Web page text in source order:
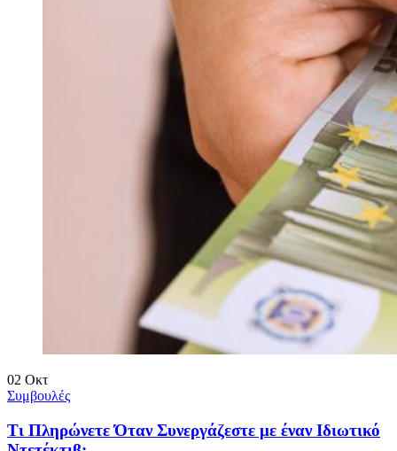
02 Οκτ
Συμβουλές
Τι Πληρώνετε Όταν Συνεργάζεστε με έναν Ιδιωτικό